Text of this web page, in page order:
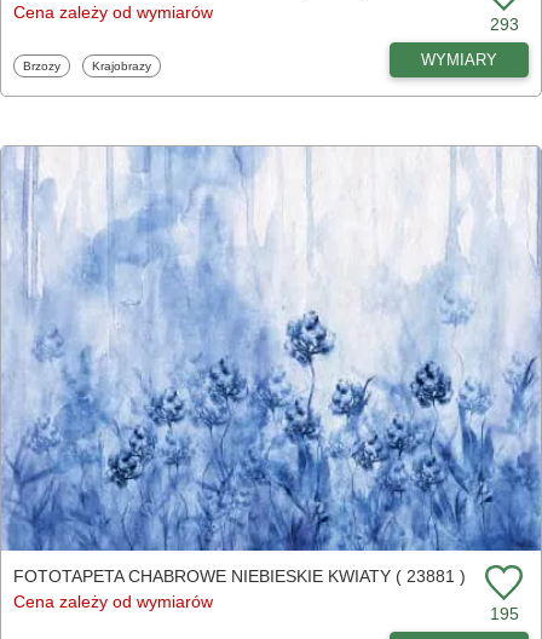
Cena zależy od wymiarów
293
Fototapety
Brzozy Fototapety
Krajobrazy WYMIARY
FOTOTAPETA CHABROWE NIEBIESKIE KWIATY ( 23881 )
Cena zależy od wymiarów
195